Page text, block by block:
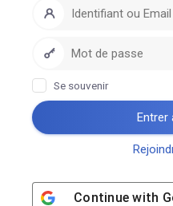
Se souvenir
Entrer
Continue with